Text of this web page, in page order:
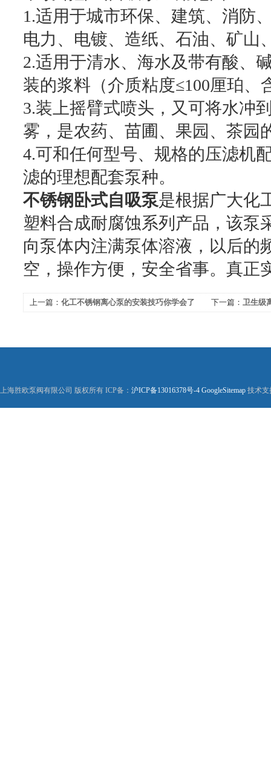
1.适用于城市环保、建筑、消防
电力、电镀、造纸、石油、矿山
2.适用于清水、海水及带有酸、
装的浆料（介质粘度≤100厘珀、
3.装上摇臂式喷头，又可将水冲
雾，是农药、苗圃、果园、茶园
4.可和任何型号、规格的压滤机
滤的理想配套泵种。
不锈钢卧式自吸泵是根据广大化
塑料合成耐腐蚀系列产品，该泵
向泵体内注满泵体溶液，以后的
空，操作方便，安全省事。真正
上一篇： 化工不锈钢离心泵的安装技巧你学会了
下一篇： 卫生级
上海胜欧泵阀有限公司 版权所有 ICP备： 沪ICP备13016378号-4 GoogleSitemap 技术支